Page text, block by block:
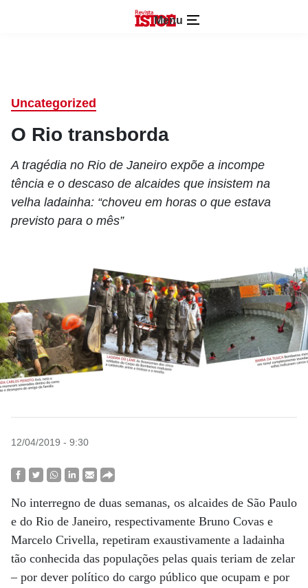
Menu
Uncategorized
O Rio transborda
A tragédia no Rio de Janeiro expõe a incompe
tência e o descaso de alcaides que insistem na
velha ladainha: “choveu em horas o que estava
previsto para o mês”
12/04/2019 - 9:30
No interregno de duas semanas, os alcaides de São Paulo
e do Rio de Janeiro, respectivamente Bruno Covas e
Marcelo Crivella, repetiram exaustivamente a ladainha
tão conhecida das populações pelas quais teriam de zelar
– por dever político do cargo público que ocupam e por